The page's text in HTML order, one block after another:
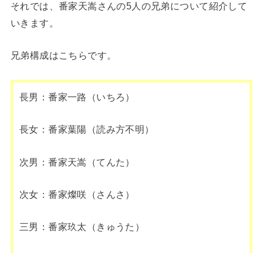
それでは、番家天嵩さんの5人の兄弟について紹介して
いきます。
兄弟構成はこちらです。
長男：番家一路（いちろ）
長女：番家葉陽（読み方不明）
次男：番家天嵩（てんた）
次女：番家燦咲（さんさ）
三男：番家玖太（きゅうた）